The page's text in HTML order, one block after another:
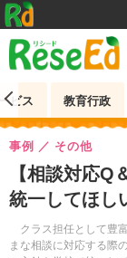
ビス 教育行政
【相談対応Q
統一してほし
クラス担任として豊
まな相談に対応する際
事例 その他